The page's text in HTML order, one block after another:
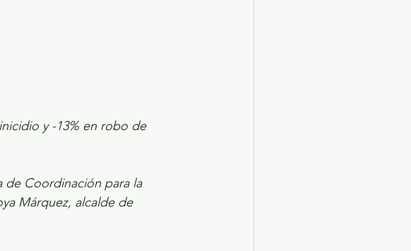
y -13% en robo de
de Coordinación para la
Márquez, alcalde de